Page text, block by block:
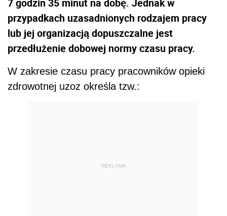
7 godzin 35 minut na dobę. Jednak w
przypadkach uzasadnionych rodzajem pracy
lub jej organizacją dopuszczalne jest
przedłużenie dobowej normy czasu pracy.
W zakresie czasu pracy pracowników opieki
zdrowotnej uzoz określa tzw.:
REKLAMA